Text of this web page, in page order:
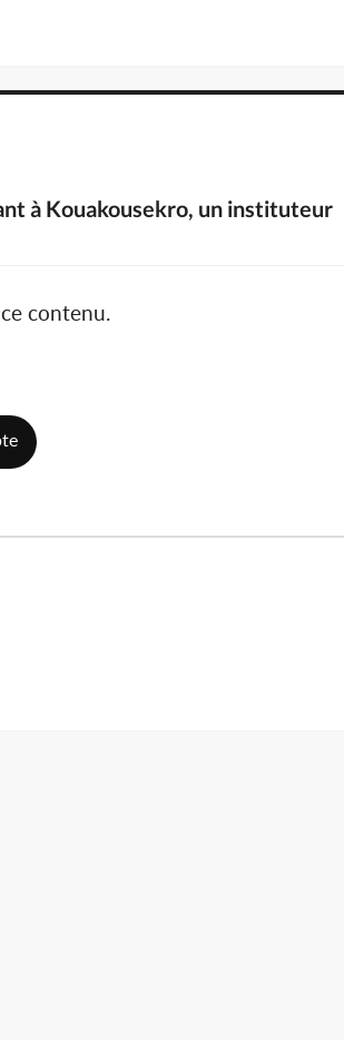
à Kouakousekro, un instituteur
contenu.